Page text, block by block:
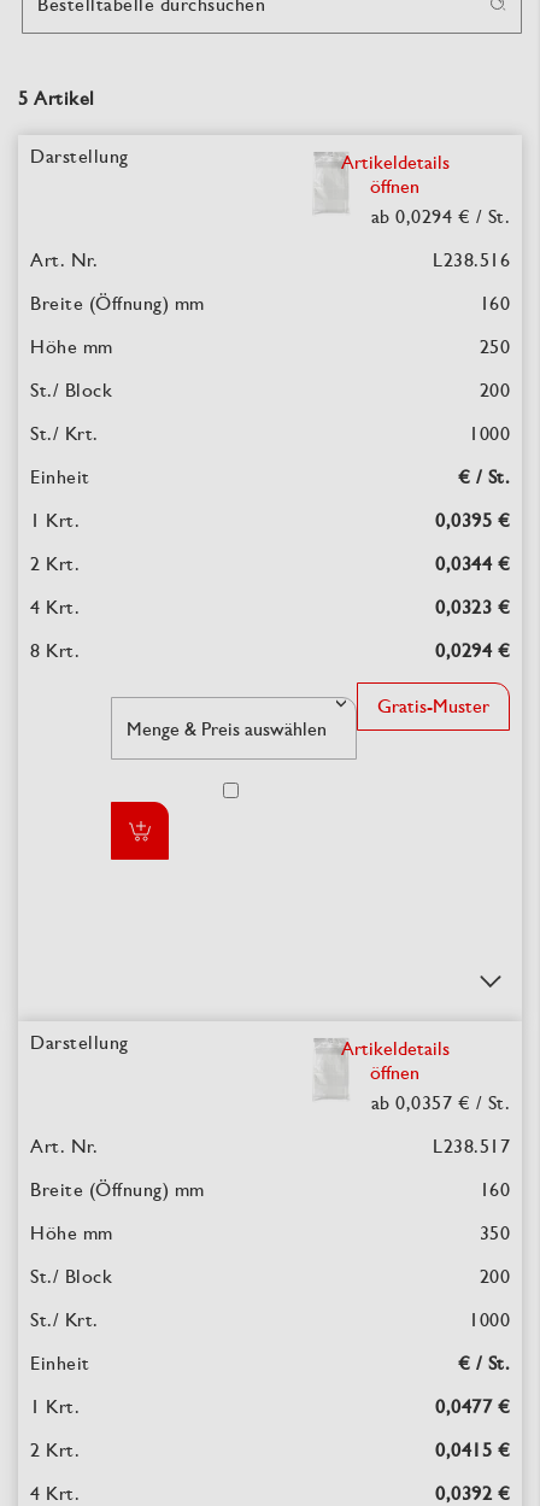
5 Artikel
Artikeldetails
öffnen
ab 0,0294 € / St.
L238.516
160
250
200
1000
€ / St.
0,0395 €
0,0344 €
0,0323 €
0,0294 €
Gratis-Muster
Artikeldetails
öffnen
ab 0,0357 € / St.
L238.517
160
350
200
1000
€ / St.
0,0477 €
0,0415 €
0,0392 €